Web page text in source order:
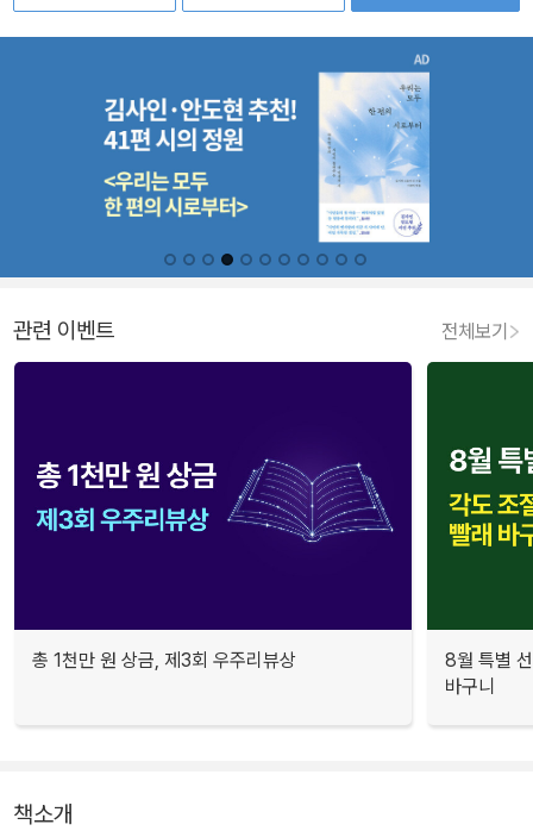
관련 이벤트 전체보기
총 1천만 원 상금, 제3회 우주리뷰상
8월 특별
바구니
책소개